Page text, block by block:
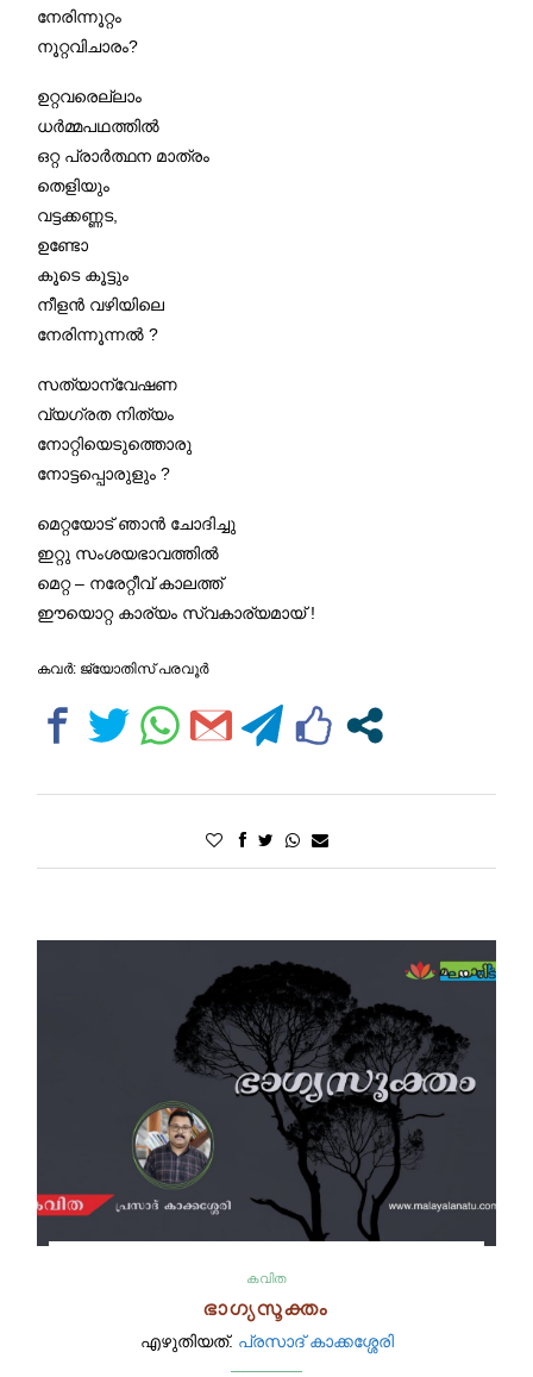
നേരിന്നൂറ്റം
നൂറ്റവിചാരം?
ഉറ്റവരെല്ലാം
ധർമ്മപഥത്തിൽ
ഒറ്റ പ്രാർത്ഥന മാത്രം
തെളിയും
വട്ടക്കണ്ണട,
ഉണ്ടോ
കൂടെ കൂട്ടും
നീളൻ വഴിയിലെ
നേരിന്നൂന്നൽ ?
സത്യാന്വേഷണ
വ്യഗ്രത നിത്യം
നോറ്റിയെടുത്തൊരു
നോട്ടപ്പൊരുളും ?
മെറ്റയോട് ഞാൻ ചോദിച്ചു
ഇറ്റു സംശയഭാവത്തിൽ
മെറ്റ – നരേറ്റീവ് കാലത്ത്
ഈയൊറ്റ കാര്യം സ്വകാര്യമായ് !
കവർ: ജ്യോതിസ് പരവൂർ
കവിത
ഭാഗ്യസൂക്തം
എഴുതിയത്. പ്രസാദ് കാക്കശ്ശേരി